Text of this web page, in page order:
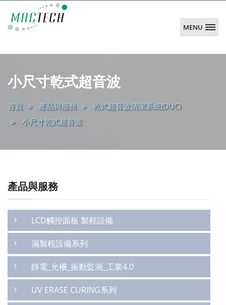
陽
技
MENU
main
小尺寸乾式超音波
首頁 產品與服務
乾式超音波清潔系統(DUC)
小尺寸乾式超音波
產品與服務
LCD觸控面板 製程設備
濕製程設備系列
靜電_光柵_振動監測_工業4.0
UV ERASE CURING系列